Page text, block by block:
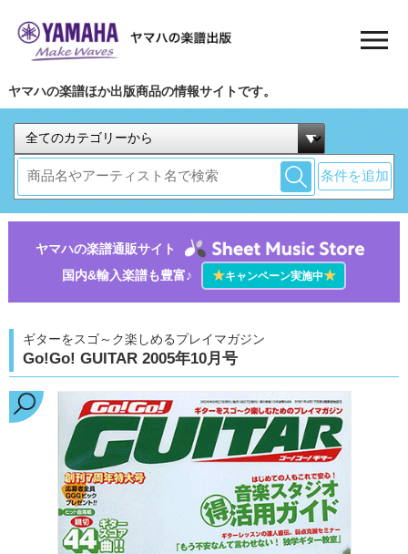
ヤマハの楽譜ほか出版商品の情報サイトです。
条件を追加
ヤマハの楽譜通販サイト
国内&輸入楽譜も豊富♪
★キャンペーン実施中★
ギターをスゴ～ク楽しめるプレイマガジン
Go!Go! GUITAR 2005年10月号